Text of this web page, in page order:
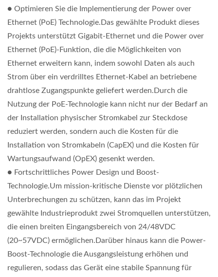
● Optimieren Sie die Implementierung der Power over
Ethernet (PoE) Technologie.Das gewählte Produkt dieses
Projekts unterstützt Gigabit-Ethernet und die Power over
Ethernet (PoE)-Funktion, die die Möglichkeiten von
Ethernet erweitern kann, indem sowohl Daten als auch
Strom über ein verdrilltes Ethernet-Kabel an betriebene
drahtlose Zugangspunkte geliefert werden.Durch die
Nutzung der PoE-Technologie kann nicht nur der Bedarf an
der Installation physischer Stromkabel zur Steckdose
reduziert werden, sondern auch die Kosten für die
Installation von Stromkabeln (CapEX) und die Kosten für
Wartungsaufwand (OpEX) gesenkt werden.
● Fortschrittliches Power Design und Boost-
Technologie.Um mission-kritische Dienste vor plötzlichen
Unterbrechungen zu schützen, kann das im Projekt
gewählte Industrieprodukt zwei Stromquellen unterstützen,
die einen breiten Eingangsbereich von 24/48VDC
(20~57VDC) ermöglichen.Darüber hinaus kann die Power-
Boost-Technologie die Ausgangsleistung erhöhen und
regulieren, sodass das Gerät eine stabile Spannung für